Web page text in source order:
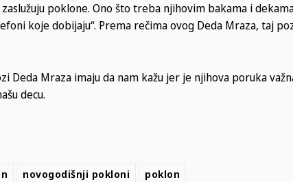
poklone. Ono što treba njihovim bakama i
koje dobijaju“. Prema rečima ovog Deda Mraza, taj
Deda Mraza imaju da nam kažu jer je njihova poruka
decu.
novogodišnji pokloni poklon